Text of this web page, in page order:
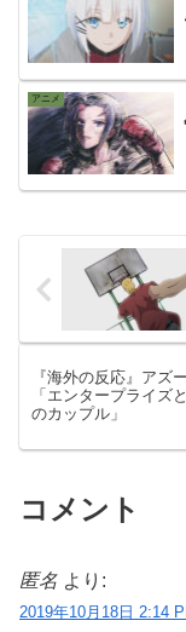
アニメ
『海外の反応』ア
「エンタープライズ
のカップル」
コメント
匿名 より:
2019年10月18日 2:14